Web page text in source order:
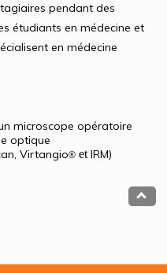
pendant des
étudiants en médecine et
en médecine
microscope opératoire
optique
Virtangio® et IRM)